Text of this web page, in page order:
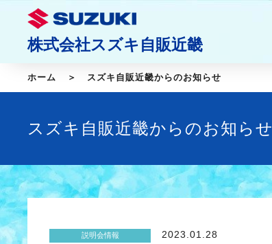
株式会社スズキ自販近畿
ホーム スズキ自販近畿からのお知らせ
スズキ自販近畿からのお知らせ
説明会情報 2023.01.28